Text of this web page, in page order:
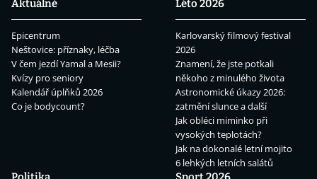
Aktuálně
Epicentrum
Neštovice: příznaky, léčba
V čem jezdí Yamal a Mesii?
Kvízy pro seniory
Kalendář úplňků 2026
Co je bodycount?
Léto 2026
Karlovarský filmový festival
2026
Znamení, že jste potkali
někoho z minulého života
Astronomické úkazy 2026:
zatmění slunce a další
Jak obléci miminko při
vysokých teplotách?
Jak na dokonalé letní mojito
6 lehkých letních salátů